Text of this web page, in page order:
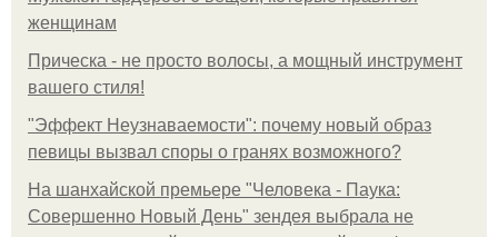
женщинам
Прическа - не просто волосы, а мощный инструмент
вашего стиля!
"Эффект Неузнаваемости": почему новый образ
певицы вызвал споры о гранях возможного?
На шанхайской премьере "Человека - Паука:
Совершенно Новый День" зендея выбрала не